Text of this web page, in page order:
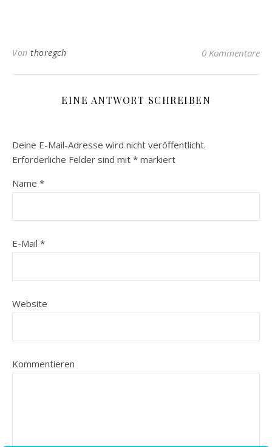
Von thoregch 0 Kommentare
EINE ANTWORT SCHREIBEN
Deine E-Mail-Adresse wird nicht veröffentlicht.
Erforderliche Felder sind mit * markiert
Name *
E-Mail *
Website
Kommentieren